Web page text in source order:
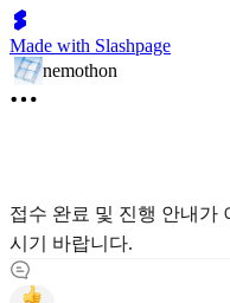
Made with Slashpage
nemothon
접수 완료 및 진행 안내가
시기 바랍니다.